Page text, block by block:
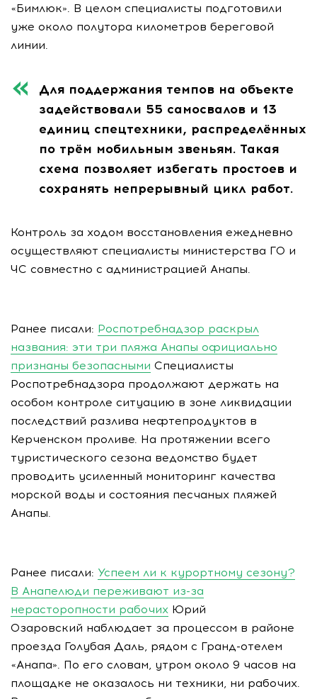
«Бимлюк». В целом специалисты подготовили
уже около полутора километров береговой
линии.
Для поддержания темпов на объекте
задействовали 55 самосвалов и 13
единиц спецтехники, распределённых
по трём мобильным звеньям. Такая
схема позволяет избегать простоев и
сохранять непрерывный цикл работ.
Контроль за ходом восстановления ежедневно
осуществляют специалисты министерства ГО и
ЧС совместно с администрацией Анапы.
Ранее писали: Роспотребнадзор раскрыл
названия: эти три пляжа Анапы официально
признаны безопасными Специалисты
Роспотребнадзора продолжают держать на
особом контроле ситуацию в зоне ликвидации
последствий разлива нефтепродуктов в
Керченском проливе. На протяжении всего
туристического сезона ведомство будет
проводить усиленный мониторинг качества
морской воды и состояния песчаных пляжей
Анапы.
Ранее писали: Успеем ли к курортному сезону?
В Анапелюди переживают из-за
нерасторопности рабочих Юрий
Озаровский наблюдает за процессом в районе
проезда Голубая Даль, рядом с Гранд-отелем
«Анапа». По его словам, утром около 9 часов на
площадке не оказалось ни техники, ни рабочих.